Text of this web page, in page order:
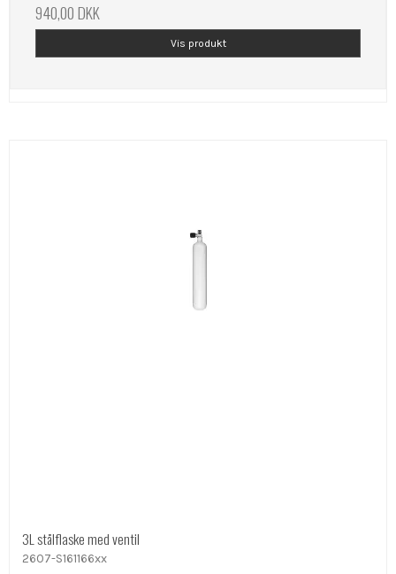
940,00 DKK
Vis produkt
3L stålflaske med ventil
2607-S161166xx